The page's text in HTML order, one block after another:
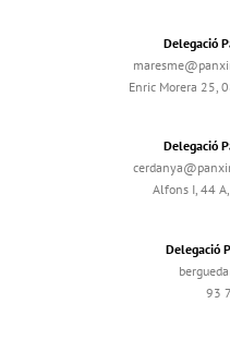
Delegació
Enric Morera 25,
Delegació
Alfons I, 44
Delegació
93